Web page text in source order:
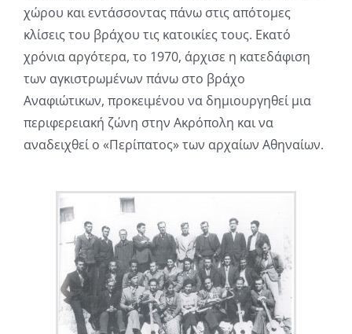
χώρου και εντάσσοντας πάνω στις απότομες
κλίσεις του βράχου τις κατοικίες τους. Εκατό
χρόνια αργότερα, το 1970, άρχισε η κατεδάφιση
των αγκιστρωμένων πάνω στο βράχο
Αναφιώτικων, προκειμένου να δημιουργηθεί μια
περιφερειακή ζώνη στην Ακρόπολη και να
αναδειχθεί ο «Περίπατος» των αρχαίων Αθηναίων.